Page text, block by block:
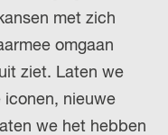
met zich
omgaan
ziet. Laten we
iconen, nieuwe
we het hebben